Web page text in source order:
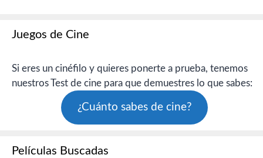
Juegos de Cine
Si eres un cinéfilo y quieres ponerte a prueba, tenemos
nuestros Test de cine para que demuestres lo que sabes:
¿Cuánto sabes de cine?
Películas Buscadas